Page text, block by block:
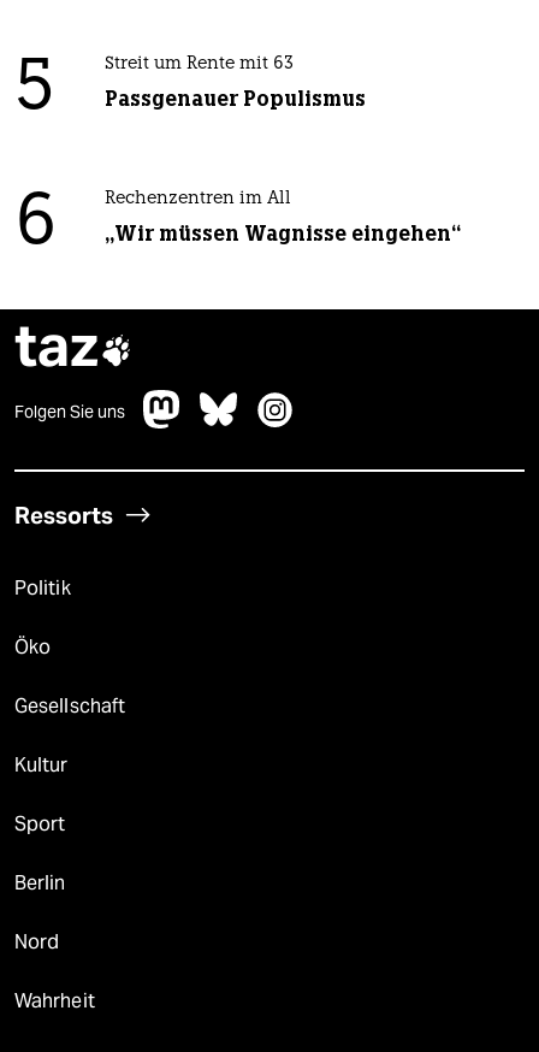
5 Streit um Rente mit 63
Passgenauer Populismus
6 Rechenzentren im All
„Wir müssen Wagnisse eingehen“
taz
Folgen Sie uns
Ressorts
Politik
Öko
Gesellschaft
Kultur
Sport
Berlin
Nord
Wahrheit